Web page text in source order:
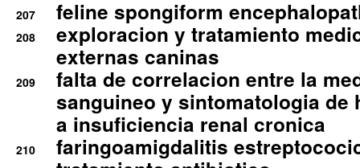
207 feline spongiform
208
exploracion y tratamiento
externas caninas
209
falta de correlacion entre la
sanguineo y sintomatologia de
a insuficiencia renal cronica
210
faringoamigdalitis